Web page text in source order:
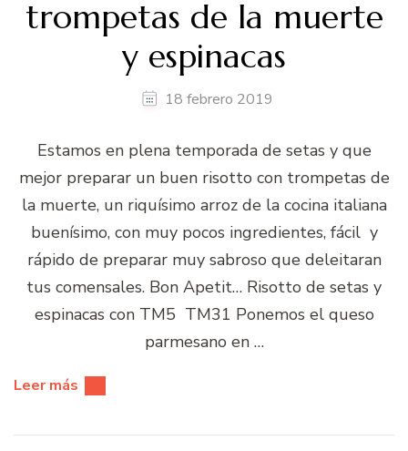
trompetas de la muerte
y espinacas
18 febrero 2019
Estamos en plena temporada de setas y que
mejor preparar un buen risotto con trompetas de
la muerte, un riquísimo arroz de la cocina italiana
buenísimo, con muy pocos ingredientes, fácil y
rápido de preparar muy sabroso que deleitaran
tus comensales. Bon Apetit… Risotto de setas y
espinacas con TM5 TM31 Ponemos el queso
parmesano en …
Leer más